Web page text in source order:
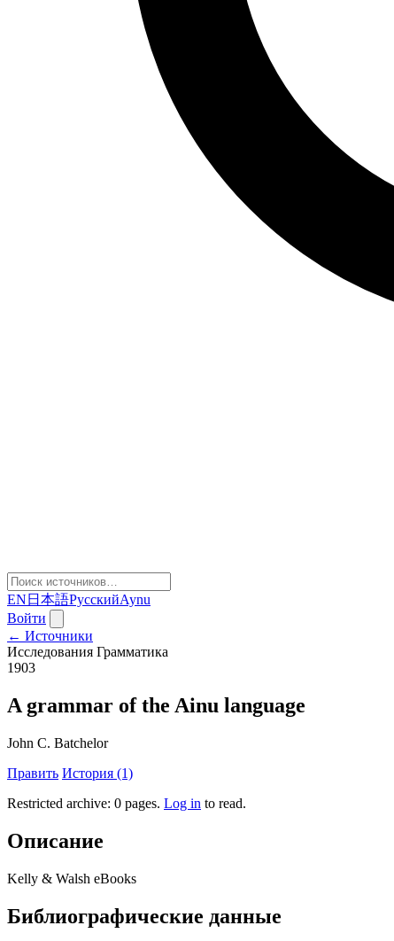
EN 日本語РусскийAynu
Войти
← Источники
Исследования Грамматика
1903
A grammar of the Ainu language
John C. Batchelor
Править История (1)
Restricted archive: 0 pages. Log in to read.
Описание
Kelly & Walsh eBooks
Библиографические данные